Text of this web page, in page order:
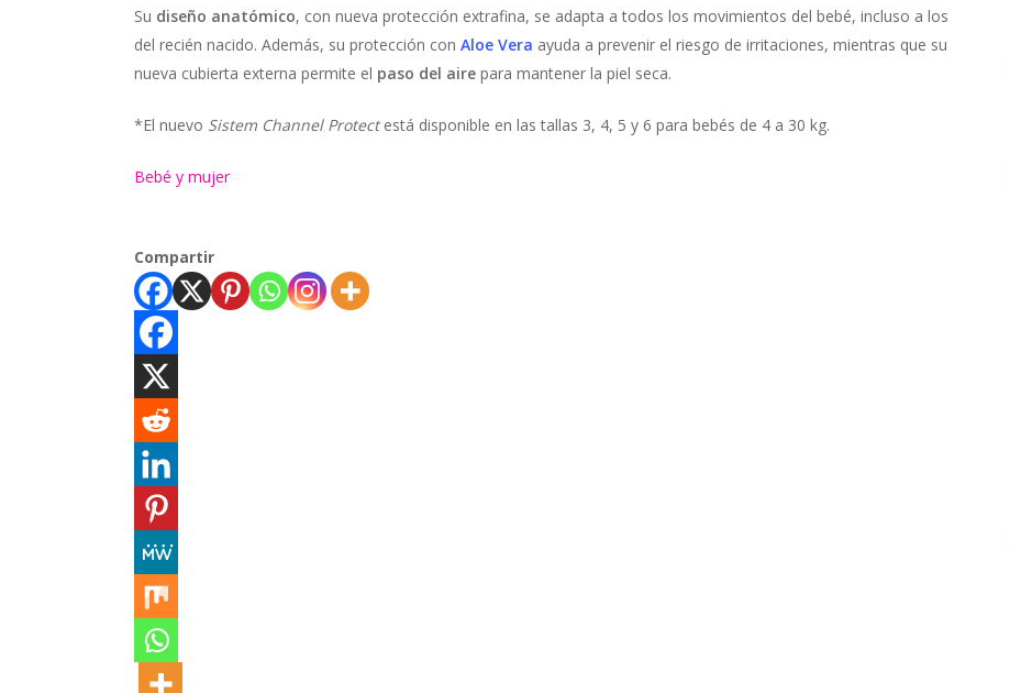
Su diseño anatómico, con nueva protección extrafina, se adapta a todos los movimientos del bebé, incluso a los
del recién nacido. Además, su protección con Aloe Vera ayuda a prevenir el riesgo de irritaciones, mientras que su
nueva cubierta externa permite el paso del aire para mantener la piel seca.
*El nuevo Sistem Channel Protectestá disponible en las tallas 3, 4, 5 y 6 para bebés de 4 a 30 kg.
Bebé y mujer
Compartir